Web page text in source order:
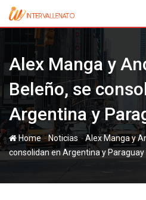
Skip
Alex Manga y
Beleño, se
Argentina y
Home-Noticias-Alex Manga y
consolidan en Argentina y Paraguay